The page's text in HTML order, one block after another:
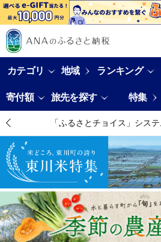
カテゴリ 地域 ランキング
寄付額 旅先を探す 特集
「ふるさとチョイス」シス